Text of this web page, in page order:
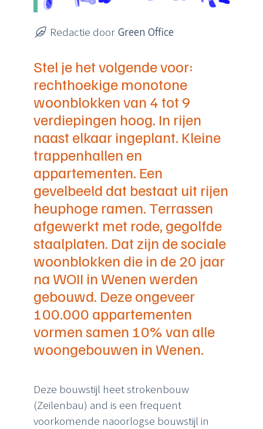
Redactie door Green Office
Stel je het volgende voor:
rechthoekige monotone
woonblokken van 4 tot 9
verdiepingen hoog. In rijen
naast elkaar ingeplant. Kleine
trappenhallen en
appartementen. Een
gevelbeeld dat bestaat uit rijen
heuphoge ramen. Terrassen
afgewerkt met rode, gegolfde
staalplaten. Dat zijn de sociale
woonblokken die in de 20 jaar
na WOII in Wenen werden
gebouwd. Deze ongeveer
100.000 appartementen
vormen samen 10% van alle
woongebouwen in Wenen.
Deze bouwstijl heetstrokenbouw
(Zeilenbau) and is een frequent
voorkomende naoorlogse bouwstijl in